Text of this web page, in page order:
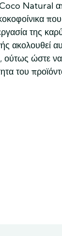
Natural
της
ακολουθεί
ούτως ώστε
του